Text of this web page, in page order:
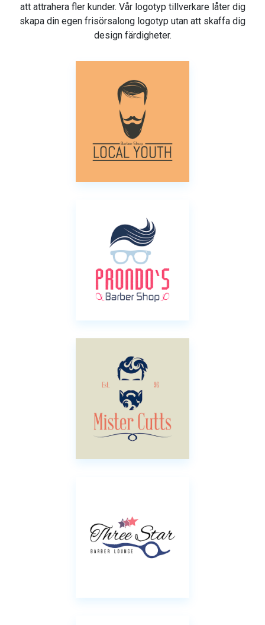
att attrahera fler kunder. Vår logotyp tillverkare låter dig
skapa din egen frisörsalong logotyp utan att skaffa dig
design färdigheter.